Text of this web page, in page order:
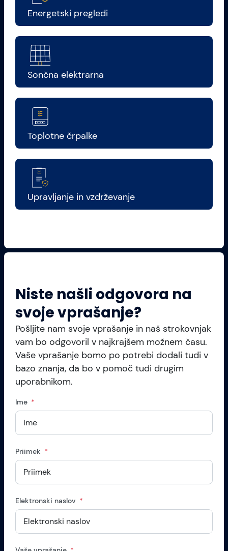
Energetski pregledi
Sončna elektrarna
Toplotne črpalke
Upravljanje in vzdrževanje
Niste našli odgovora na
svoje vprašanje?
Pošljite nam svoje vprašanje in naš strokovnjak
vam bo odgovoril v najkrajšem možnem času.
Vaše vprašanje bomo po potrebi dodali tudi v
bazo znanja, da bo v pomoč tudi drugim
uporabnikom.
Ime
Priimek
Elektronski naslov